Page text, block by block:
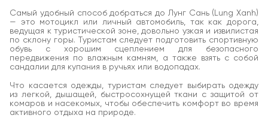
Самый удобный способ добраться до Лунг Сань (Lung Xanh)
— это мотоцикл или личный автомобиль, так как дорога,
ведущая к туристической зоне, довольно узкая и извилистая
по склону горы. Туристам следует подготовить спортивную
обувь с хорошим сцеплением для безопасного
передвижения по влажным камням, а также взять с собой
сандалии для купания в ручьях или водопадах.
Что касается одежды, туристам следует выбирать одежду
из легкой, дышащей, быстросохнущей ткани с защитой от
комаров и насекомых, чтобы обеспечить комфорт во время
активного отдыха на природе.